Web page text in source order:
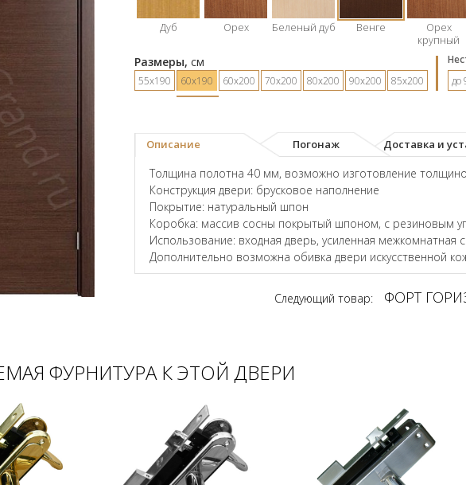
Дуб Орех Беленый дуб Венге
Орех
крупный
Размеры, см
55х190 60х190 60х200 70х200 80х200 90х200 85х200
до
Описание Погонаж Доставка и
Толщина полотна 40 мм, возможно изготовление
Конструкция двери: брусковое наполнение
Покрытие: натуральный шпон
Коробка: массив сосны покрытый шпоном, с резиновым
Использование: входная дверь, усиленная
Дополнительно возможна обивка двери искусственной
Следующий товар: ФОРТ
ФУРНИТУРА К ЭТОЙ ДВЕРИ